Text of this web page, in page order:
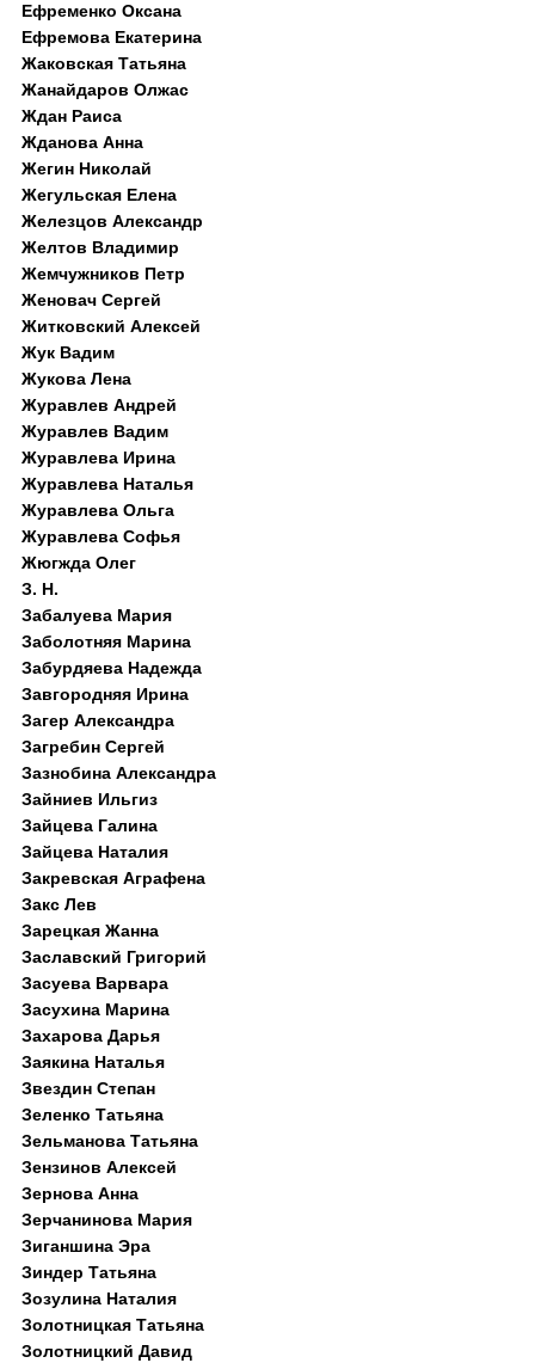
Ефременко Оксана
Ефремова Екатерина
Жаковская Татьяна
Жанайдаров Олжас
Ждан Раиса
Жданова Анна
Жегин Николай
Жегульская Елена
Железцов Александр
Желтов Владимир
Жемчужников Петр
Женовач Сергей
Житковский Алексей
Жук Вадим
Жукова Лена
Журавлев Андрей
Журавлев Вадим
Журавлева Ирина
Журавлева Наталья
Журавлева Ольга
Журавлева Софья
Жюгжда Олег
З. Н.
Забалуева Мария
Заболотняя Марина
Забурдяева Надежда
Завгородняя Ирина
Загер Александра
Загребин Сергей
Зазнобина Александра
Зайниев Ильгиз
Зайцева Галина
Зайцева Наталия
Закревская Аграфена
Закс Лев
Зарецкая Жанна
Заславский Григорий
Засуева Варвара
Засухина Марина
Захарова Дарья
Заякина Наталья
Звездин Степан
Зеленко Татьяна
Зельманова Татьяна
Зензинов Алексей
Зернова Анна
Зерчанинова Мария
Зиганшина Эра
Зиндер Татьяна
Зозулина Наталия
Золотницкая Татьяна
Золотницкий Давид